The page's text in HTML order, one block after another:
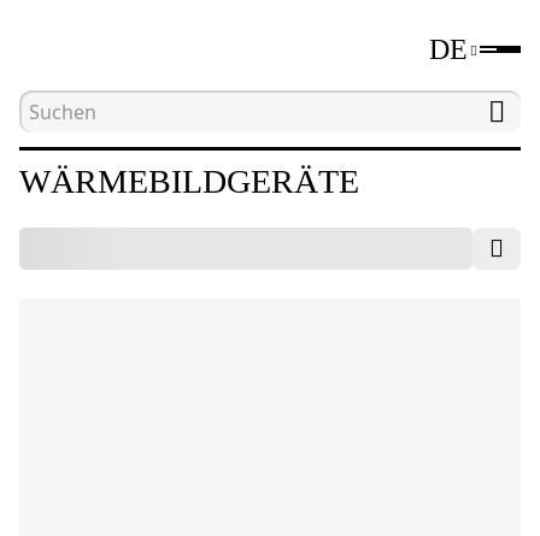
DE
Hauptseite Geräte für
WÄRMEBILDGERÄTE